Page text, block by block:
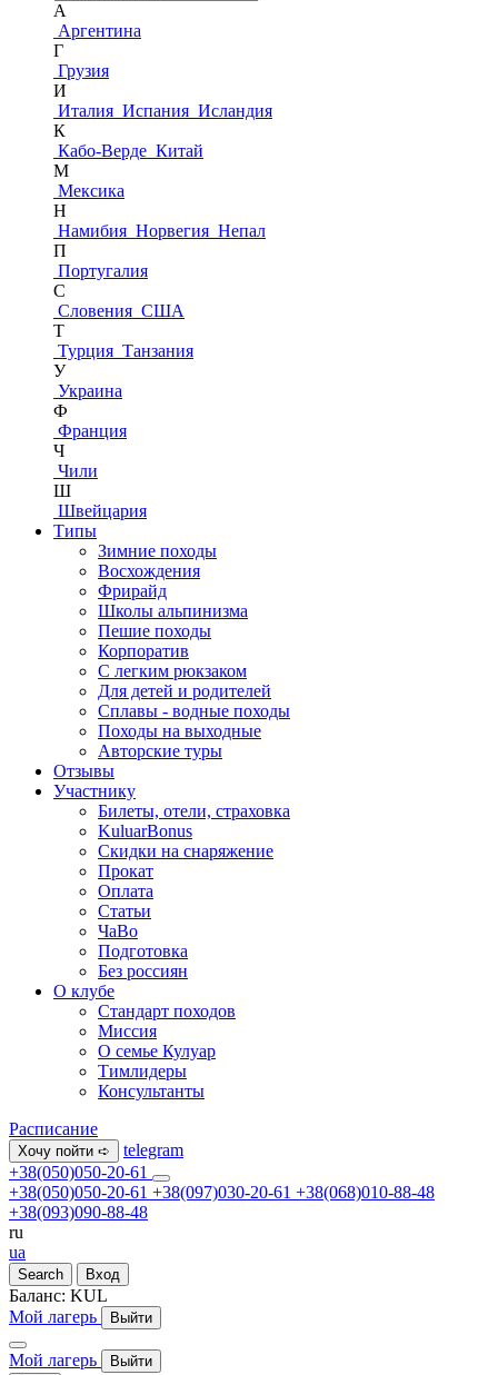
А
Аргентина
Г
Грузия
И
Италия Испания Исландия
К
Кабо-Верде Китай
М
Мексика
Н
Намибия Норвегия Непал
П
Португалия
С
Словения США
Т
Турция Танзания
У
Украина
Ф
Франция
Ч
Чили
Ш
Швейцария
Типы
Зимние походы
Восхождения
Фрирайд
Школы альпинизма
Пешие походы
Корпоратив
С легким рюкзаком
Для детей и родителей
Сплавы - водные походы
Походы на выходные
Авторские туры
Отзывы
Участнику
Билеты, отели, страховка
KuluarBonus
Скидки на снаряжение
Прокат
Оплата
Статьи
ЧаВо
Подготовка
Без россиян
О клубе
Стандарт походов
Миссия
О семье Кулуар
Тимлидеры
Консультанты
Расписание
Хочу пойти ➪
telegram
+38(050)050-20-61
+38(050)050-20-61 +38(097)030-20-61 +38(068)010-88-48
+38(093)090-88-48
ru
ua
Search Вход
Баланс: KUL
Мой лагерь
Выйти
Мой лагерь
Выйти